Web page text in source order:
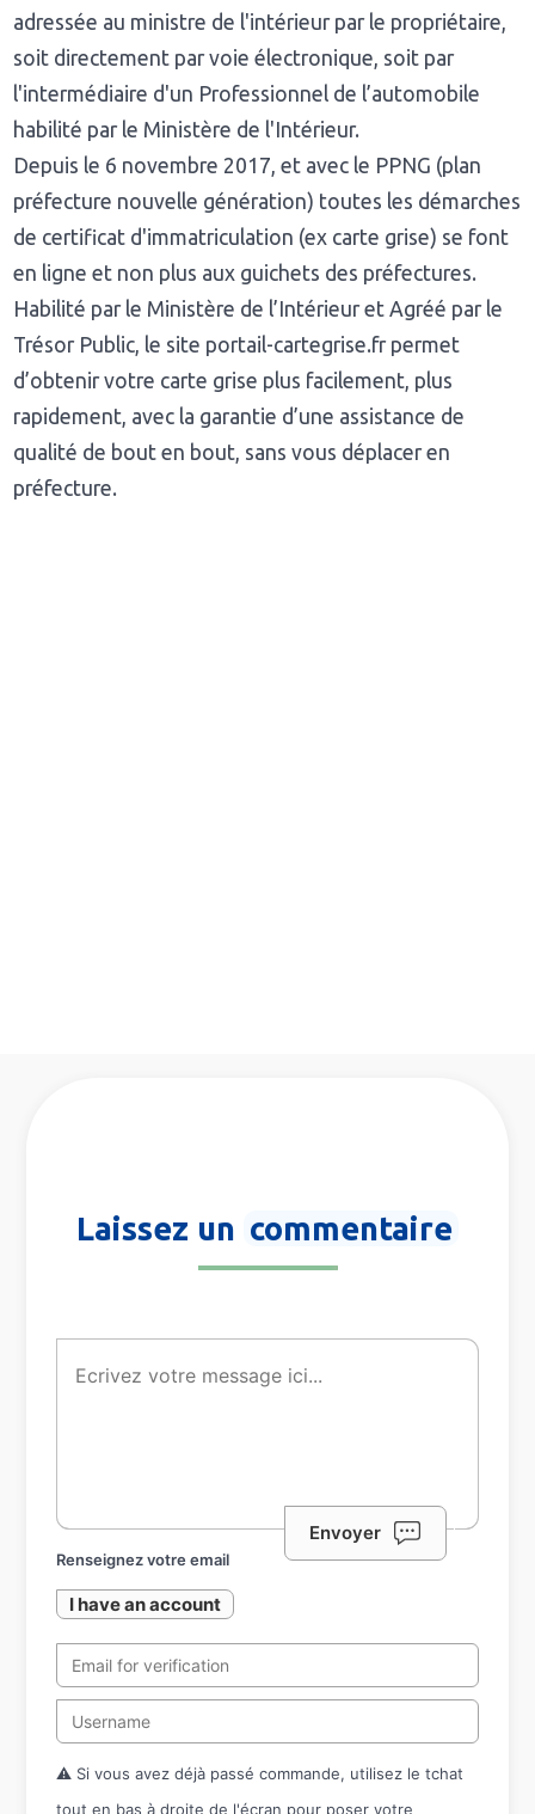
adressée au ministre de l'intérieur par le propriétaire,
soit directement par voie électronique, soit par
l'intermédiaire d'un Professionnel de l’automobile
habilité par le Ministère de l'Intérieur.
Depuis le 6 novembre 2017, et avec le PPNG (plan
préfecture nouvelle génération) toutes les démarches
de certificat d'immatriculation (ex carte grise) se font
en ligne et non plus aux guichets des préfectures.
Habilité par le Ministère de l’Intérieur et Agréé par le
Trésor Public, le site portail-cartegrise.fr permet
d’obtenir votre carte grise plus facilement, plus
rapidement, avec la garantie d’une assistance de
qualité de bout en bout, sans vous déplacer en
préfecture.
Laissez un commentaire
Envoyer
Renseignez votre email
I have an account
⚠️ Si vous avez déjà passé commande, utilisez le tchat
tout en bas à droite de l'écran pour poser votre